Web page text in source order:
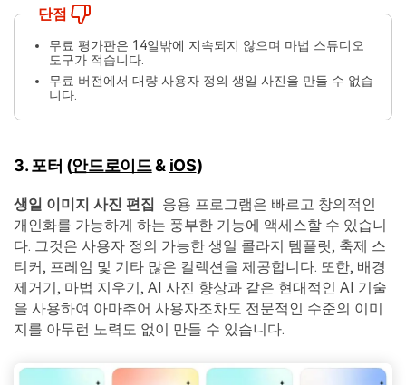
단점
무료 평가판은 14일밖에 지속되지 않으며 마법 스튜디오
도구가 적습니다.
무료 버전에서 대량 사용자 정의 생일 사진을 만들 수 없습
니다.
3. 포터 (안드로이드& iOS)
생일 이미지 사진 편집 응용 프로그램은 빠르고 창의적인
개인화를 가능하게 하는 풍부한 기능에 액세스할 수 있습니
다. 그것은 사용자 정의 가능한 생일 콜라지 템플릿, 축제 스
티커, 프레임 및 기타 많은 컬렉션을 제공합니다. 또한, 배경
제거기, 마법 지우기, AI 사진 향상과 같은 현대적인 AI 기술
을 사용하여 아마추어 사용자조차도 전문적인 수준의 이미
지를 아무런 노력도 없이 만들 수 있습니다.